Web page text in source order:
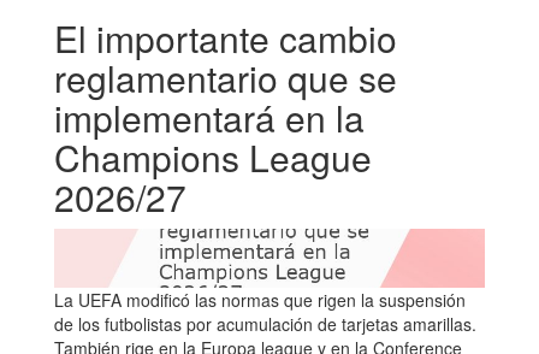
El importante cambio
reglamentario que se
implementará en la
Champions League
2026/27
La UEFA modificó las normas que rigen la suspensión
de los futbolistas por acumulación de tarjetas amarillas.
También rige en la Europa league y en la Conference